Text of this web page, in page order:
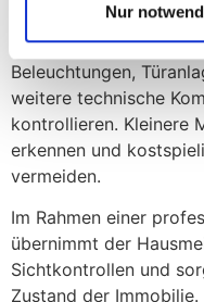
Nur
Hohe Temperaturen
zusätzlich belasten.
Beleuchtungen,
weitere technische
kontrollieren. Kleinere
erkennen und
vermeiden.
Im Rahmen einer
übernimmt der
Sichtkontrollen und
Zustand der Immobilie.